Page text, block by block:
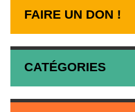
FAIRE UN DON !
CATÉGORIES